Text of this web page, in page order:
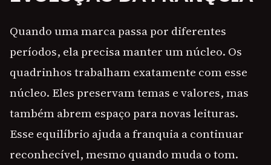
Quando uma marca passa por diferentes
períodos, ela precisa manter um núcleo. Os
quadrinhos trabalham exatamente com esse
núcleo. Eles preservam temas e valores, mas
também abrem espaço para novas leituras.
Esse equilíbrio ajuda a franquia a continuar
reconhecível, mesmo quando muda o tom.